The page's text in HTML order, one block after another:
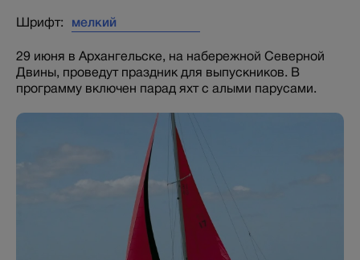
Шрифт:
29 июня в Архангельске, на набережной Северной
Двины, проведут праздник для выпускников. В
программу включен парад яхт с алыми парусами.